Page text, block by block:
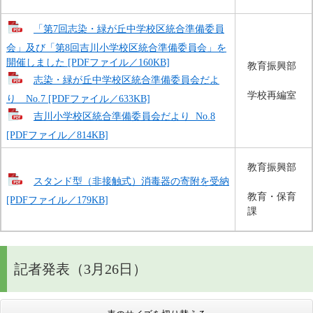
「第7回志染・緑が丘中学校区統合準備委員
会」及び「第8回吉川小学校区統合準備委員会」を
開催しました [PDFファイル／160KB]
志染・緑が丘中学校区統合準備委員会だよ
り No.7 [PDFファイル／633KB]
吉川小学校区統合準備委員会だより No.8
[PDFファイル／814KB]
教育振興部
学校再編室
スタンド型（非接触式）消毒器の寄附を受納
[PDFファイル／179KB]
教育振興部
教育・保育
課
記者発表（3月26日）